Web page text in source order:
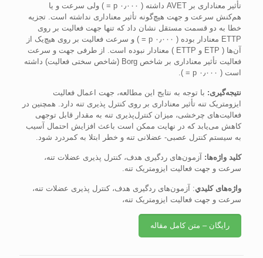
تأثير معناداری بر AVET داشته ( ۰٫۰۰۰ p = ) ولی سرعت و يا
هم‌کنش سرعت و جهت هيچ‌گونه تأثير معناداری نداشته است. تجزيه
خطا به دو قسمت مستقل نشان داد که تنها جهت فعاليت بر روی
ETTP معنادار بوده ( ۰٫۰۰۰ p = ) و سرعت فعاليت بر روی هيچ‌يک از
آن‌ها ( ETP و ETTP ) معنادار نبوده است. از طرفی جهت و سرعت
فعاليت تأثير معناداری بر شاخص Borg (شاخص سختی فعاليت) داشته
است ( ۰٫۰۰۰ p = ).
نتيجه‌گيری: با توجه به نتايج اين مطالعه، جهت اعمال فعاليت
ايزومتريک تنه تأثير معناداری بر روی کنترل پذيری تنه دارد. همچنين در
فعاليت‌های چرخشی، ميزان کنترل‌پذيری تنه به مقدار قابل توجهی
کاهش می‌يابد که در نهايت ممکن است باعث افزايش احتمال آسيب
به سيستم کنترل عصبی- عضلانی تنه و خطر ابتلا به کمردرد شود.
کليد واژه‌ها: آزمون‌های ردگيری هدف، کنترل پذيری عضلات تنه،
سرعت و جهت فعاليت ايزومتريک تنه.
واژه‌های كليدي: آزمون‌های ردگیری هدف، کنترل پذیری عضلات تنه،
سرعت و جهت فعالیت ایزومتریک تنه،
رایگان – متن کامل مقاله